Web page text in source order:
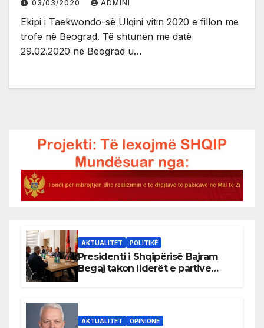
03/03/2020 ADMINI
Ekipi i Taekwondo-së Ulqini vitin 2020 e fillon me
trofe në Beograd. Të shtunën me datë
29.02.2020 në Beograd u…
AKTUALITET POLITIKË
Presidenti i Shqipërisë Bajram
Begaj takon liderët e partive
AKTUALITET OPINIONE